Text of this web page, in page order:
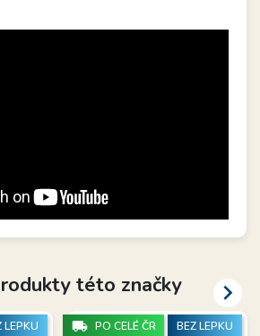
této značky
LEPKU
local_shipping PO CELÉ ČR
BEZ LEPKU
